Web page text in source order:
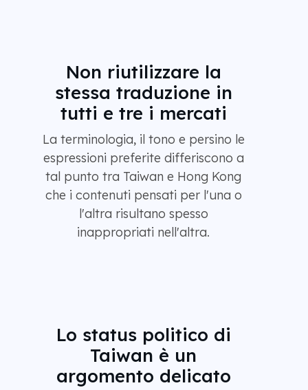
Non riutilizzare la
stessa traduzione in
tutti e tre i mercati
La terminologia, il tono e persino le
espressioni preferite differiscono a
tal punto tra Taiwan e Hong Kong
che i contenuti pensati per l'una o
l'altra risultano spesso
inappropriati nell'altra.
Lo status politico di
Taiwan è un
argomento delicato